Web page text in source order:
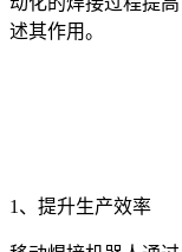
述其作用。
1、提升生产效率